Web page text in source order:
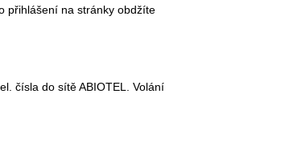
přihlášení na stránky obdžíte
čísla do sítě ABIOTEL. Volání